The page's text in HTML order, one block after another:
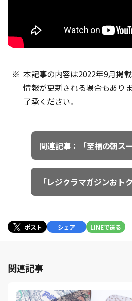
本記事の内容は2022年9月掲載
情報が更新される場合もあり
了承ください。
関連記事：「至福の朝ス
「レジクラマガジンおト
ポスト シェア LINEで送る
関連記事